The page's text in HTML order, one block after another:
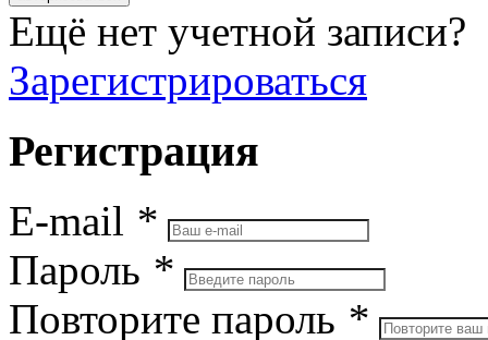
Ещё нет учетной записи?
Зарегистрироваться
Регистрация
E-mail *
Пароль *
Повторите пароль *